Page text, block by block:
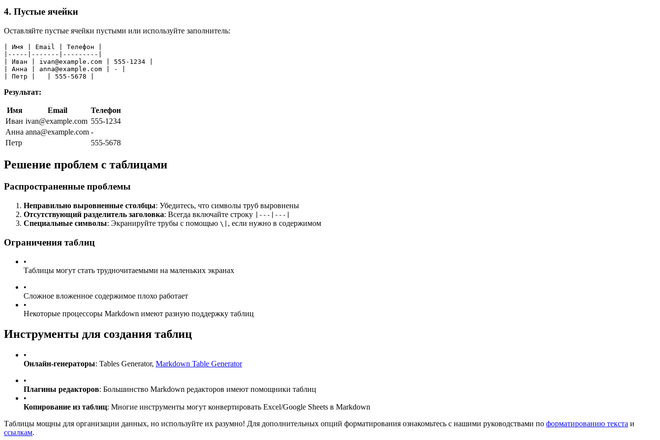
4. Пустые ячейки
Оставляйте пустые ячейки пустыми или используйте заполнитель:
| Имя | Email | Телефон |
|-----|-------|---------|
| Иван | ivan@example.com | 555-1234 |
| Анна | anna@example.com | - |
| Петр |   | 555-5678 |
Результат:
Имя Email
Телефон
Иван ivan@example.com 555-1234
Анна anna@example.com -
Петр
555-5678
Решение проблем с таблицами
Распространенные проблемы
Неправильно выровненные столбцы: Убедитесь, что символы труб выровнены
Отсутствующий разделитель заголовка: Всегда включайте строку |---|---|
Специальные символы: Экранируйте трубы с помощью \| , если нужно в содержимом
Ограничения таблиц
•
Таблицы могут стать трудночитаемыми на маленьких экранах
•
Сложное вложенное содержимое плохо работает
•
Некоторые процессоры Markdown имеют разную поддержку таблиц
Инструменты для создания таблиц
•
Онлайн-генераторы: Tables Generator, Markdown Table Generator
•
Плагины редакторов: Большинство Markdown редакторов имеют помощники таблиц
•
Копирование из таблиц: Многие инструменты могут конвертировать Excel/Google Sheets в Markdown
Таблицы мощны для организации данных, но используйте их разумно! Для дополнительных опций форматирования ознакомьтесь с нашими руководствами по форматированию текста и
ссылкам.